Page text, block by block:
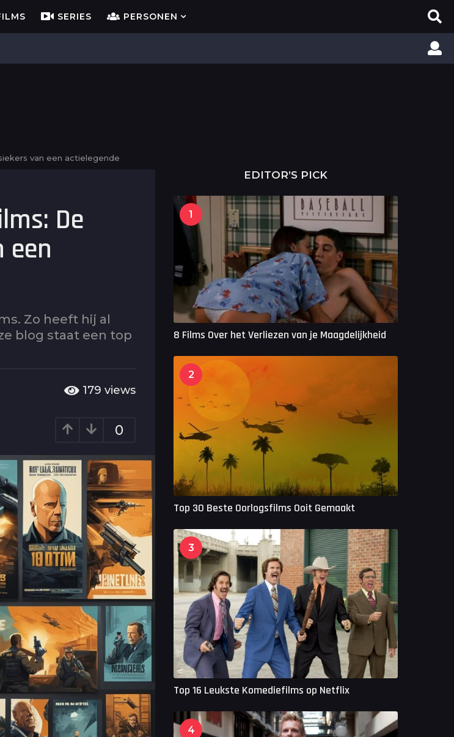
SERIES PERSONEN
van een actielegende
De
een
Zo heeft hij al
blog staat een top
179 views
0
EDITOR’S PICK
1
8 Films Over het Verliezen van je Maagdelijkheid
2
Top 30 Beste Oorlogsfilms Ooit Gemaakt
3
Top 16 Leukste Komediefilms op Netflix
4